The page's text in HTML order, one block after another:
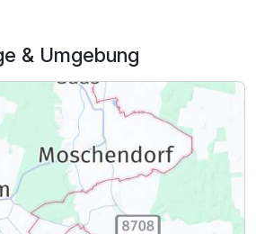
& Umgebung